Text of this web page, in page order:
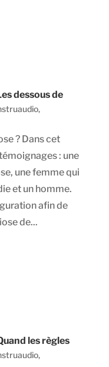
dessous de
,
? Dans cet
: une
une femme qui
et un homme.
afin de
de...
les règles
,